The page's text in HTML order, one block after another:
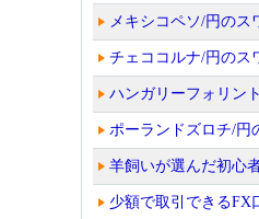
メキシコペソ/円のス
チェココルナ/円のス
ハンガリーフォリン
ポーランドズロチ/円
羊飼いが選んだ初心
少額で取引できるFX